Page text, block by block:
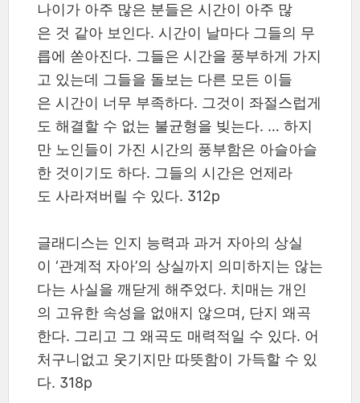
나이가 아주 많은 분들은 시간이 아주 많
은 것 같아 보인다. 시간이 날마다 그들의 무
릅에 쏟아진다. 그들은 시간을 풍부하게 가지
고 있는데 그들을 돌보는 다른 모든 이들
은 시간이 너무 부족하다. 그것이 좌절스럽게
도 해결할 수 없는 불균형을 빚는다. … 하지
만 노인들이 가진 시간의 풍부함은 아슬아슬
한 것이기도 하다. 그들의 시간은 언제라
도 사라져버릴 수 있다. 312p
글래디스는 인지 능력과 과거 자아의 상실
이 ‘관계적 자아’의 상실까지 의미하지는 않는
다는 사실을 깨닫게 해주었다. 치매는 개인
의 고유한 속성을 없애지 않으며, 단지 왜곡
한다. 그리고 그 왜곡도 매력적일 수 있다. 어
처구니없고 웃기지만 따뜻함이 가득할 수 있
다. 318p